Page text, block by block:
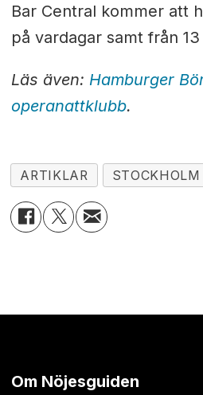
Bar Central kommer att
på vardagar samt från
Läs även: Hamburger
operanattklubb.
ARTIKLAR STOCKHOLM
Om Nöjesguiden